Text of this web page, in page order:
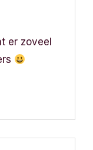
er zoveel